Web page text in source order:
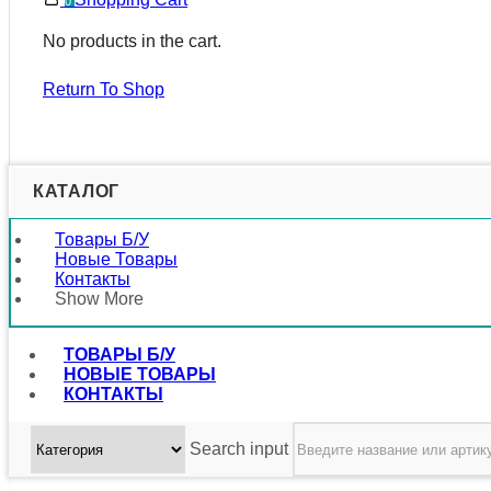
No products in the cart.
Return To Shop
КАТАЛОГ
Товары Б/у
Новые Товары
Контакты
Show More
ТОВАРЫ Б/У
НОВЫЕ ТОВАРЫ
КОНТАКТЫ
Search input